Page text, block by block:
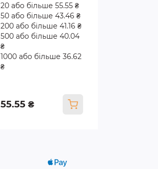
20 або більше 55.55 ₴
50 або більше 43.46 ₴
200 або більше 41.16 ₴
500 або більше 40.04
₴
1000 або більше 36.62
₴
55.55 ₴